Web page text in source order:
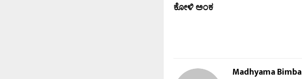
ಕೋಳಿ ಅಂಕ
Madhyama Bimba